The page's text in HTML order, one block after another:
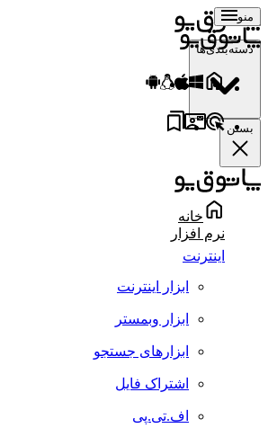
منو
دسته‌بندی‌ها
بستن
خانه
نرم افزار
اینترنت
ابزار اینترنت
ابزار وبمستر
ابزارهای جستجو
اشتراک فایل
اف.تی.پی